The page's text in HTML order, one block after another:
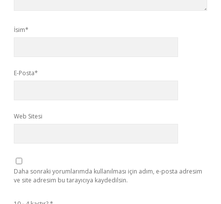
İsim*
E-Posta*
Web Sitesi
Daha sonraki yorumlarımda kullanılması için adım, e-posta adresim
ve site adresim bu tarayıcıya kaydedilsin.